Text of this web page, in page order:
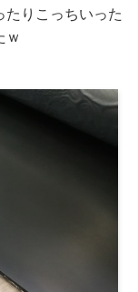
たりこっちいった
ｗ